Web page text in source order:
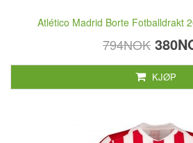
Atlético Madrid Borte Fotballdrakt
794NOK
KJØP